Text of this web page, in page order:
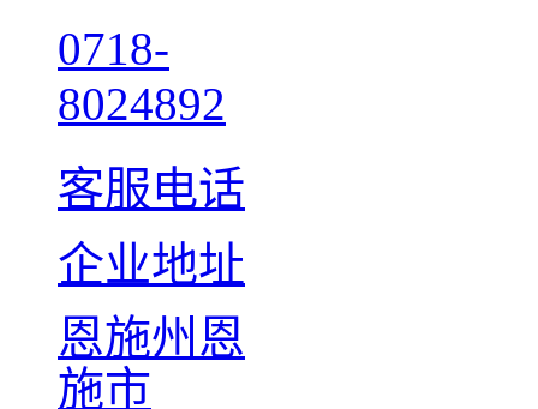
0718-
8024892
客服电话
企业地址
恩施州恩
施市